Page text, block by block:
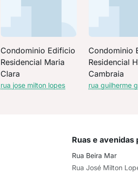
Condominio Edificio
Residencial Maria
Clara
rua jose milton lopes
Condominio
Residencial
Cambraia
rua guilherme
Ruas e avenidas
Rua Beira Mar
Rua José Milton